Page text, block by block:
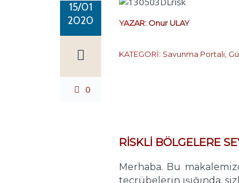
15/01
2020
0
YAZAR: Onur ULAY
KATEGORİ: Savunma Portalı,
RİSKLİ BÖLGELERE
Merhaba. Bu
tecrübelerin ışığında,